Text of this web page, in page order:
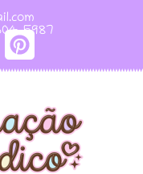
5987